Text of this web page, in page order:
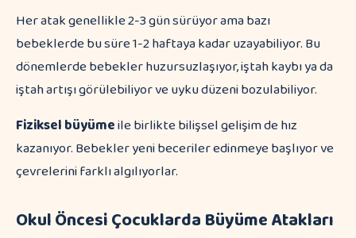
Her atak genellikle 2-3 gün sürüyor ama bazı
bebeklerde bu süre 1-2 haftaya kadar uzayabiliyor. Bu
dönemlerde bebekler huzursuzlaşıyor, iştah kaybı ya da
iştah artışı görülebiliyor ve uyku düzeni bozulabiliyor.
Fiziksel büyümeile birlikte bilişsel gelişim de hız
kazanıyor. Bebekler yeni beceriler edinmeye başlıyor ve
çevrelerini farklı algılıyorlar.
Okul Öncesi Çocuklarda Büyüme Atakları